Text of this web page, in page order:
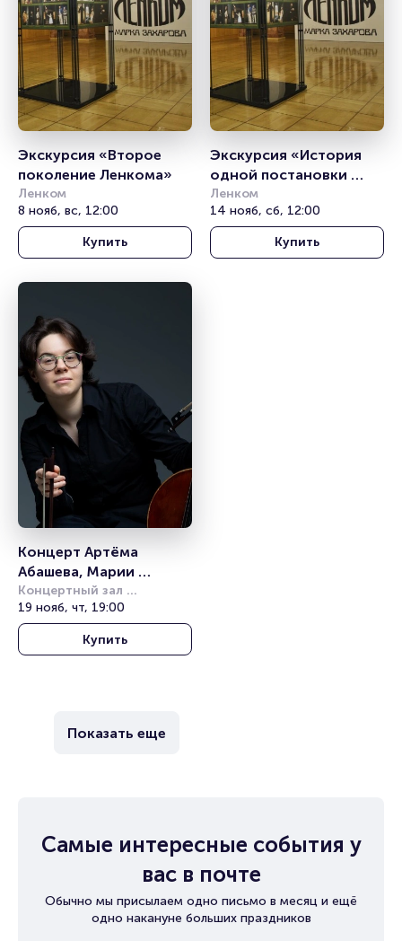
Экскурсия «Второе
поколение Ленкома»
Ленком
8 нояб, вс, 12:00
Купить
Экскурсия «История
одной постановки
«Юнона и Авось»
Ленком
14 нояб, сб, 12:00
Купить
Концерт Артёма
Абашева, Марии
Зайцевой «Звезды XXI
века»
Концертный зал
Чайковского
19 нояб, чт, 19:00
Купить
Показать еще
Самые интересные события у
вас в почте
Обычно мы присылаем одно письмо в месяц и ещё
одно накануне больших праздников